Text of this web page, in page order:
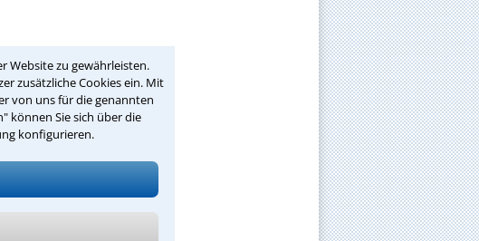
Website zu gewährleisten.
zusätzliche Cookies ein. Mit
von uns für die genannten
können Sie sich über die
konfigurieren.